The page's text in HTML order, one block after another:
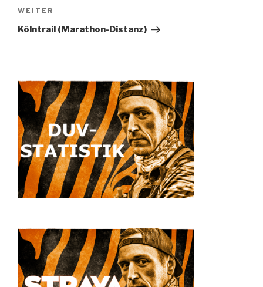
Nächster
Beitrag
WEITER
Kölntrail (Marathon-Distanz)